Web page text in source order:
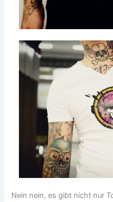
Nein nein, es gibt nicht nur